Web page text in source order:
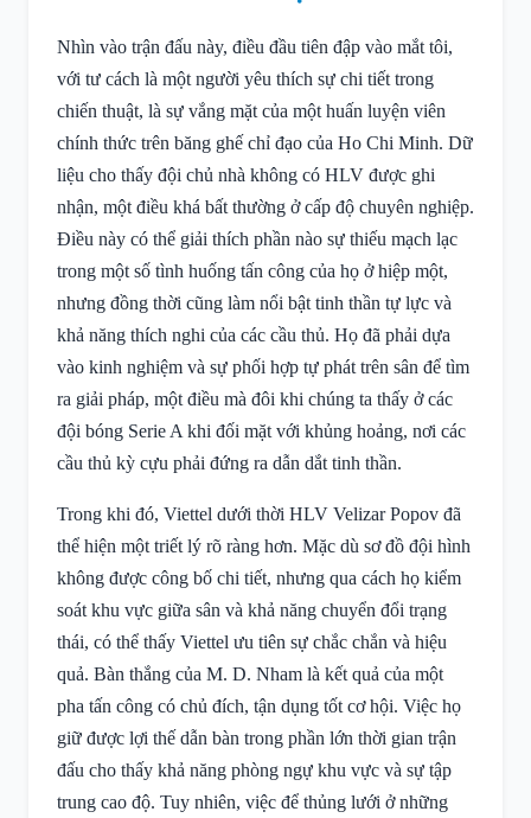
Nhìn vào trận đấu này, điều đầu tiên đập vào mắt tôi,
với tư cách là một người yêu thích sự chi tiết trong
chiến thuật, là sự vắng mặt của một huấn luyện viên
chính thức trên băng ghế chỉ đạo của Ho Chi Minh. Dữ
liệu cho thấy đội chủ nhà không có HLV được ghi
nhận, một điều khá bất thường ở cấp độ chuyên nghiệp.
Điều này có thể giải thích phần nào sự thiếu mạch lạc
trong một số tình huống tấn công của họ ở hiệp một,
nhưng đồng thời cũng làm nổi bật tinh thần tự lực và
khả năng thích nghi của các cầu thủ. Họ đã phải dựa
vào kinh nghiệm và sự phối hợp tự phát trên sân để tìm
ra giải pháp, một điều mà đôi khi chúng ta thấy ở các
đội bóng Serie A khi đối mặt với khủng hoảng, nơi các
cầu thủ kỳ cựu phải đứng ra dẫn dắt tinh thần.
Trong khi đó, Viettel dưới thời HLV Velizar Popov đã
thể hiện một triết lý rõ ràng hơn. Mặc dù sơ đồ đội hình
không được công bố chi tiết, nhưng qua cách họ kiểm
soát khu vực giữa sân và khả năng chuyển đổi trạng
thái, có thể thấy Viettel ưu tiên sự chắc chắn và hiệu
quả. Bàn thắng của M. D. Nham là kết quả của một
pha tấn công có chủ đích, tận dụng tốt cơ hội. Việc họ
giữ được lợi thế dẫn bàn trong phần lớn thời gian trận
đấu cho thấy khả năng phòng ngự khu vực và sự tập
trung cao độ. Tuy nhiên, việc để thủng lưới ở những